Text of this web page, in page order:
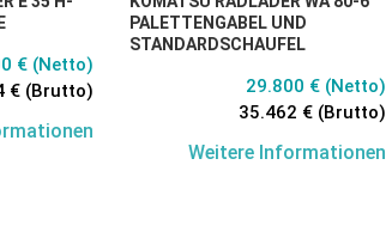
€ (Netto)
€ (Brutto)
PALETTENGABEL UND
STANDARDSCHAUFEL
29.800 € (Netto)
35.462 € (Brutto)
Weitere Informationen